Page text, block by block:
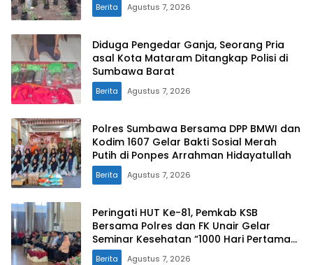
Berita Agustus 7, 2026
Diduga Pengedar Ganja, Seorang Pria
asal Kota Mataram Ditangkap Polisi di
Sumbawa Barat
Berita Agustus 7, 2026
Polres Sumbawa Bersama DPP BMWI dan
Kodim 1607 Gelar Bakti Sosial Merah
Putih di Ponpes Arrahman Hidayatullah
Berita Agustus 7, 2026
Peringati HUT Ke-81, Pemkab KSB
Bersama Polres dan FK Unair Gelar
Seminar Kesehatan “1000 Hari Pertama
Kehidupan”
Berita Agustus 7, 2026